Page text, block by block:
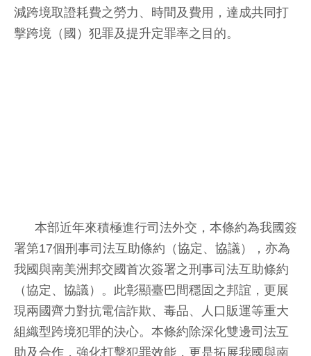
減跨境取證耗費之勞力、時間及費用，達成共同打
擊跨境（國）犯罪及提升定罪率之目的。
本部近年來積極進行司法外交，本條約為我國簽
署第17個刑事司法互助條約（協定、協議），亦為
我國與南美洲邦交國首次簽署之刑事司法互助條約
（協定、協議）。此彰顯臺巴間穩固之邦誼，更展
現兩國齊力對抗電信詐欺、毒品、人口販運等重大
組織型跨境犯罪的決心。本條約除深化雙邊司法互
助及合作，強化打擊犯罪效能，更是拓展我國與南